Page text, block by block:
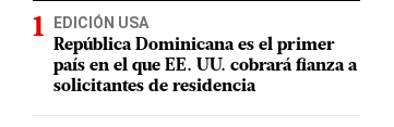
EDICIÓN USA
República Dominicana es el primer
país en el que EE. UU. cobrará fianza a
solicitantes de residencia